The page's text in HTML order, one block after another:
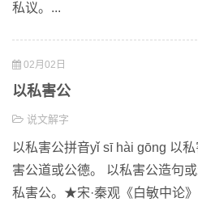
私议。...
02月02日
以私害公
说文解字
以私害公拼音yǐ sī hài gōng 以
害公道或公德。 以私害公造句
私害公。★宋·秦观《白敏中论